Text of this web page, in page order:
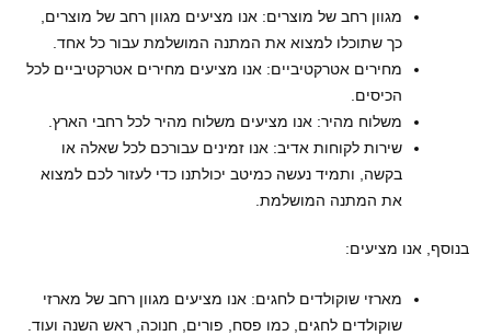
מגוון רחב של מוצרים: אנו מציעים מגוון רחב של מוצרים,
כך שתוכלו למצוא את המתנה המושלמת עבור כל אחד.
מחירים אטרקטיביים: אנו מציעים מחירים אטרקטיביים לכל
הכיסים.
משלוח מהיר: אנו מציעים משלוח מהיר לכל רחבי הארץ.
שירות לקוחות אדיב: אנו זמינים עבורכם לכל שאלה או
בקשה, ותמיד נעשה כמיטב יכולתנו כדי לעזור לכם למצוא
את המתנה המושלמת.
בנוסף, אנו מציעים:
מארזי שוקולדים לחגים: אנו מציעים מגוון רחב של מארזי
שוקולדים לחגים, כמו פסח, פורים, חנוכה, ראש השנה ועוד.